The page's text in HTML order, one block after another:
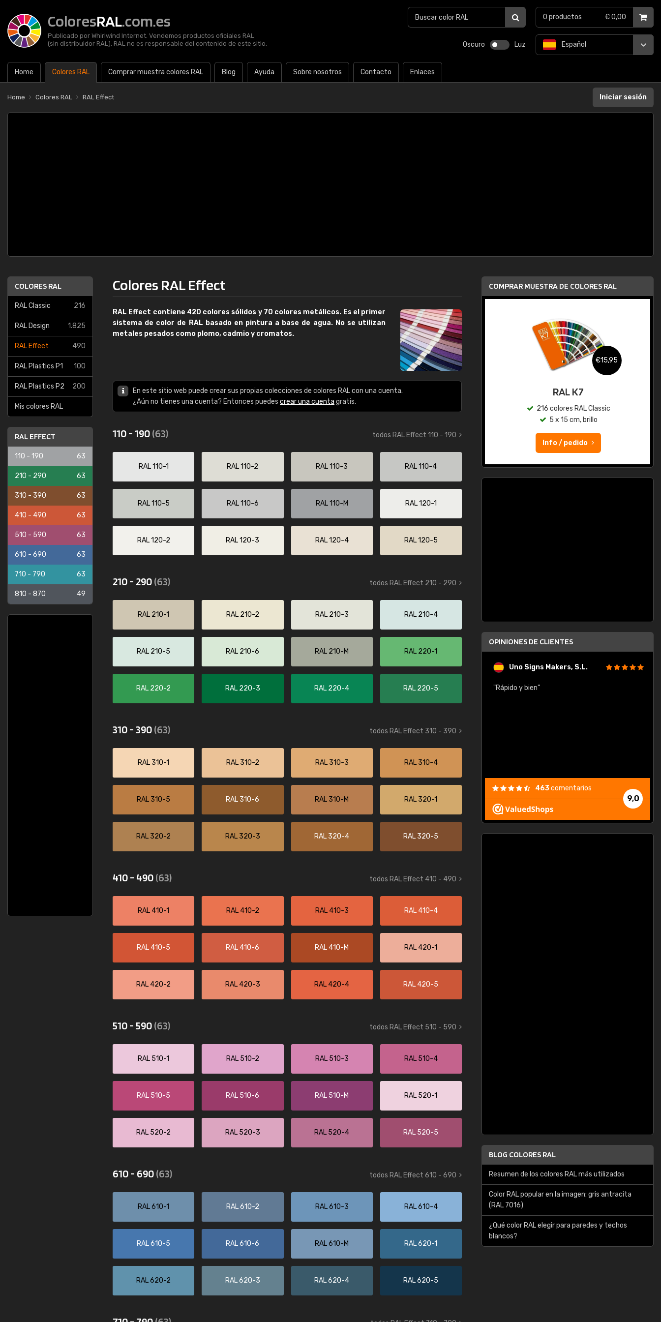
ColoresRAL.com.es
Publicado por Whirlwind Internet. Vendemos productos oficiales RAL
(sin distribuidor RAL). RAL no es responsable del contenido de este sitio.
Oscuro Luz
Home Colores RAL Comprar muestra colores RAL Blog Ayuda Sobre nosotros Contacto Enlaces
Español
0 productos € 0,00
Home Colores RAL RAL Effect Iniciar sesión
COLORES RAL
RAL Classic 216
RAL Design 1.825
RAL Effect 490
RAL Plastics P1 100
RAL Plastics P2 200
Mis colores RAL
RAL EFFECT
110 - 190 63
210 - 290 63
310 - 390 63
410 - 490 63
510 - 590 63
610 - 690 63
710 - 790 63
810 - 870 49
Colores RAL Effect
RAL Effect contiene 420 colores sólidos y 70 colores metálicos. Es el primer
sistema de color de RAL basado en pintura a base de agua. No se utilizan
metales pesados como plomo, cadmio y cromatos.
En este sitio web puede crear sus propias colecciones de colores RAL con una cuenta.
¿Aún no tienes una cuenta? Entonces puedes crear una cuenta gratis.
110 - 190(63) todos RAL Effect 110 - 190
RAL 110-1 RAL 110-2 RAL 110-3 RAL 110-4
RAL 110-5 RAL 110-6 RAL 110-M RAL 120-1
RAL 120-2 RAL 120-3 RAL 120-4 RAL 120-5
210 - 290(63) todos RAL Effect 210 - 290
RAL 210-1 RAL 210-2 RAL 210-3 RAL 210-4
RAL 210-5 RAL 210-6 RAL 210-M RAL 220-1
RAL 220-2 RAL 220-3 RAL 220-4 RAL 220-5
310 - 390(63) todos RAL Effect 310 - 390
RAL 310-1 RAL 310-2 RAL 310-3 RAL 310-4
RAL 310-5 RAL 310-6 RAL 310-M RAL 320-1
RAL 320-2 RAL 320-3 RAL 320-4 RAL 320-5
410 - 490(63) todos RAL Effect 410 - 490
RAL 410-1 RAL 410-2 RAL 410-3 RAL 410-4
RAL 410-5 RAL 410-6 RAL 410-M RAL 420-1
RAL 420-2 RAL 420-3 RAL 420-4 RAL 420-5
510 - 590(63) todos RAL Effect 510 - 590
RAL 510-1 RAL 510-2 RAL 510-3 RAL 510-4
RAL 510-5 RAL 510-6 RAL 510-M RAL 520-1
RAL 520-2 RAL 520-3 RAL 520-4 RAL 520-5
610 - 690(63) todos RAL Effect 610 - 690
RAL 610-1 RAL 610-2 RAL 610-3 RAL 610-4
RAL 610-5 RAL 610-6 RAL 610-M RAL 620-1
RAL 620-2 RAL 620-3 RAL 620-4 RAL 620-5
COMPRAR MUESTRA DE COLORES RAL
€15,95
RAL K7 a base de agua
€15,95
RAL K7
216 colores RAL Classic
5 x 15 cm, brillo
Info / pedido
OPINIONES DE CLIENTES
Enrique
"Buen servicio. No obstante No es fácil
Uno Signs Makers, S.L.
"Rápido y bien"
9,0
463comentarios
BLOG COLORES RAL
Resumen de los colores RAL más utilizados
Color RAL popular en la imagen: gris antracita
(RAL 7016)
¿Qué color RAL elegir para paredes y techos
blancos?